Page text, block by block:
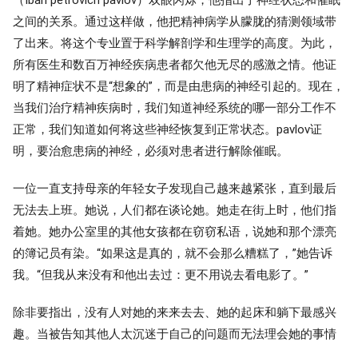
之间的关系。通过这样做，他把精神病学从朦胧的猜测领域带
了出来。将这个专业置于科学解剖学和生理学的高度。为此，
所有医生和数百万神经疾病患者都欠他无尽的感激之情。他证
明了精神症状不是“想象的”，而是由患病的神经引起的。现在，
当我们治疗精神疾病时，我们知道神经系统的哪一部分工作不
正常，我们知道如何将这些神经恢复到正常状态。pavlov证
明，要治愈患病的神经，必须对患者进行解除催眠。
一位一直支持母亲的年轻女子发现自己越来越紧张，直到最后
无法去上班。她说，人们都在谈论她。她走在街上时，他们指
着她。她办公室里的其他女孩都在窃窃私语，说她和那个漂亮
的簿记员有染。“如果这是真的，就不会那么糟糕了，”她告诉
我。“但我从来没有和他出去过：更不用说去看电影了。”
除非要指出，没有人对她的来来去去、她的起床和躺下最感兴
趣。当被告知其他人太沉迷于自己的问题而无法理会她的事情